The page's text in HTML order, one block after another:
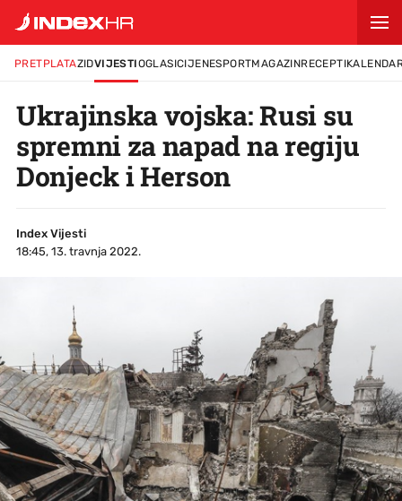
PRETPLATAZIDVIJESTIOGLASICIJENESPORTMAGAZINRECEPTI
Ukrajinska vojska: Rusi su
spremni za napad na regiju
Donjeck i Herson
Index Vijesti
18:45, 13. travnja 2022.